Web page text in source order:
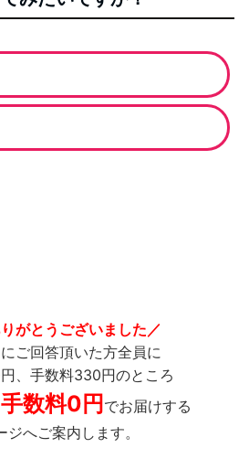
がとうございました／
ご回答頂いた方全員に
、手数料330円のところ
数料0円 でお届けする
ジへご案内します。